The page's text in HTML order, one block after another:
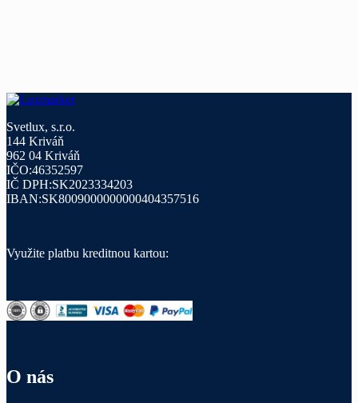
Svetlux, s.r.o.
144 Kriváň
962 04 Kriváň
IČO:46352597
IČ DPH:SK2023334203
IBAN:SK8009000000000404357516
Využite platbu kreditnou kartou:
O nás